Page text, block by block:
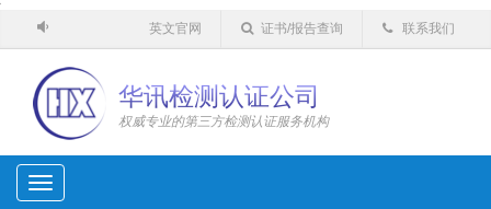
'
英文官网 证书/报告查询 联系我们
华讯检测认证公司
权威专业的第三方检测认证服务机构
Toggle
navigation